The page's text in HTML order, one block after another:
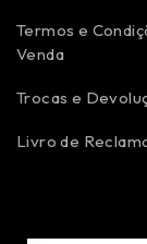
Termos e
Venda
Trocas e
Livro de